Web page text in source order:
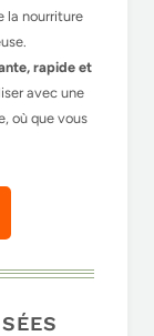
la nourriture
rapide et
avec une
où que vous